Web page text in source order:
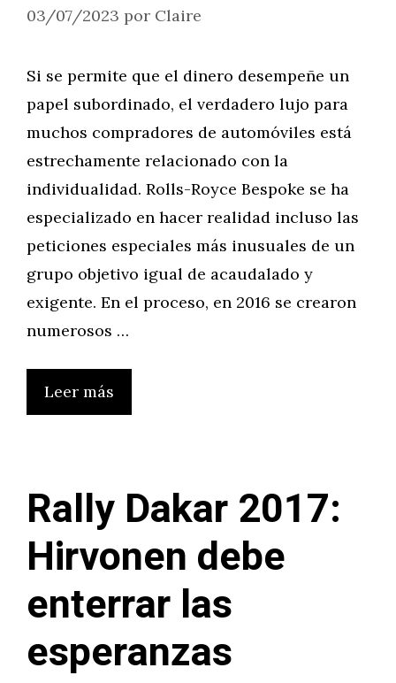
03/07/2023 por Claire
Si se permite que el dinero desempeñe un
papel subordinado, el verdadero lujo para
muchos compradores de automóviles está
estrechamente relacionado con la
individualidad. Rolls-Royce Bespoke se ha
especializado en hacer realidad incluso las
peticiones especiales más inusuales de un
grupo objetivo igual de acaudalado y
exigente. En el proceso, en 2016 se crearon
numerosos …
Leer más
Rally Dakar 2017:
Hirvonen debe
enterrar las
esperanzas